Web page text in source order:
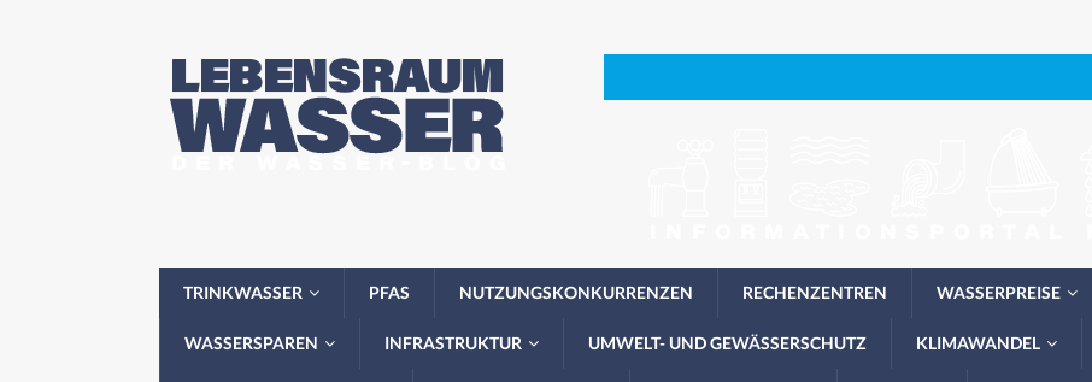
TRINKWASSER PFAS NUTZUNGSKONKURRENZEN RECHENZENTREN WASSERPREISE
WASSERSPAREN INFRASTRUKTUR UMWELT- UND GEWÄSSERSCHUTZ KLIMAWANDEL